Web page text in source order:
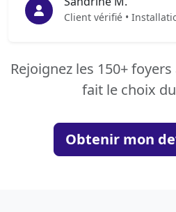
Client vérifié •
Rejoignez les 150+
fait le choix
Obtenir mon